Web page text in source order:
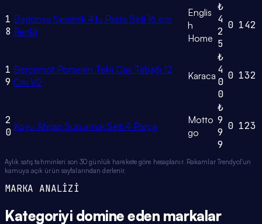
1
8
Begonya Seramik 4'lü Pasta Seti 16 cm
Renkli
Englis
h
Home
₺
4
2
5
0 142
1
9
Bergamot Porselen Tekli Çay Tabağı 12
Cm V2
Karaca
₺
4
0
0
0 132
2
0 Koyu Ahşap Sunumluk Seti 4 Parça
Motto
go
₺
9
9
9
0 123
Aylık satış tahminleri son 30 günlük harekete göre hesaplanır. Rakamlar Trendyol'un
kamuya açık ürün sayfalarından derlenir.
MARKA ANALİZİ
Kategoriyi domine eden markalar